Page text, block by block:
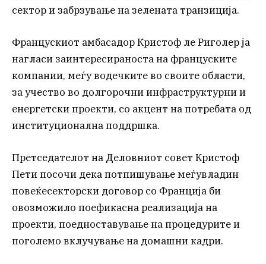
сектор и забрзување на зелената транзиција.
Францускиот амбасадор Кристоф ле Риголер ја
нагласи заинтересираноста на француските
компании, меѓу водечките во своите области,
за учество во долгорочни инфраструктурни и
енергетски проекти, со акцент на потребата од
институционална поддршка.
Претседателот на Деловниот совет Кристоф
Пети посочи дека потпишување меѓувладин
повеќесекторски договор со Франција би
овозможило поефикасна реализација на
проекти, поедноставување на процедурите и
поголемо вклучување на домашни кадри.